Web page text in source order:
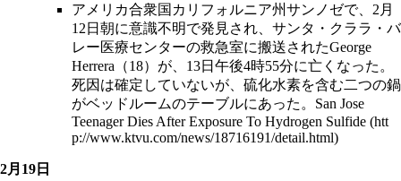
アメリカ合衆国カリフォルニア州サンノゼで、2月
12日朝に意識不明で発見され、サンタ・クララ・バ
レー医療センターの救急室に搬送されたGeorge
Herrera（18）が、13日午後4時55分に亡くなった。
死因は確定していないが、硫化水素を含む二つの鍋
がベッドルームのテーブルにあった。 San Jose
Teenager Dies After Exposure To Hydrogen Sulfide
2月19日